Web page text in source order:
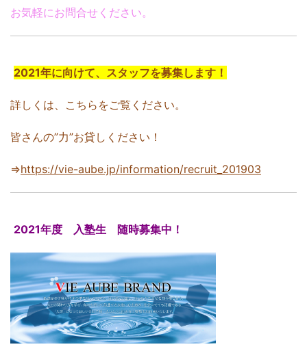
お気軽にお問合せください。
2021年に向けて、スタッフを募集します！
詳しくは、こちらをご覧ください。
皆さんの”力”お貸しください！
⇒https://vie-aube.jp/information/recruit_201903
2021年度 入塾生 随時募集中！